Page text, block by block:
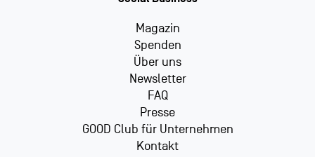
Magazin
Spenden
Über uns
Newsletter
FAQ
Presse
GOOD Club für Unternehmen
Kontakt